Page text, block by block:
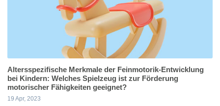
Altersspezifische Merkmale der Feinmotorik-Entwicklung
bei Kindern: Welches Spielzeug ist zur Förderung
motorischer Fähigkeiten geeignet?
19 Apr, 2023